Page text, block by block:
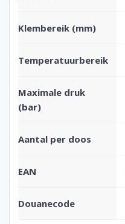
Klembereik (mm)
Temperatuurbereik
Maximale druk
(bar)
Aantal per doos
EAN
Douanecode